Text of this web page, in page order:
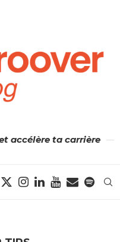
accélère ta carrière